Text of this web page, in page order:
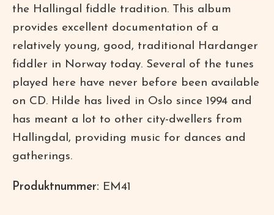
the Hallingal fiddle tradition. This album
provides excellent documentation of a
relatively young, good, traditional Hardanger
fiddler in Norway today. Several of the tunes
played here have never before been available
on CD. Hilde has lived in Oslo since 1994 and
has meant a lot to other city-dwellers from
Hallingdal, providing music for dances and
gatherings.
Produktnummer: EM41